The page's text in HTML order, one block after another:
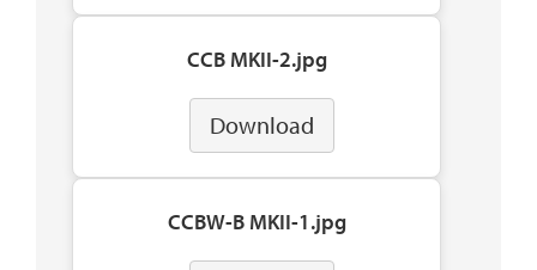
CCB MKII-2.jpg
Download
CCBW-B MKII-1.jpg